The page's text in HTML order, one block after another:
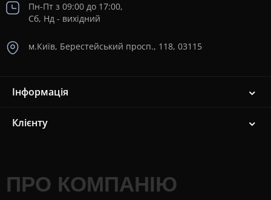
Пн-Пт з 09:00 до 17:00,
Сб, Нд - вихідний
м.Київ, Берестейський просп., 118, 03115
Інформація
Клієнту
ПРО КОМПАНІЮ